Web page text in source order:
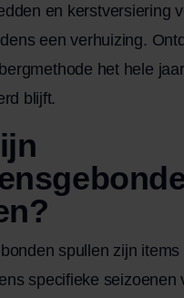
en kerstversiering
een verhuizing.
het hele
blijft.
spullen zijn items
specifieke seizoenen